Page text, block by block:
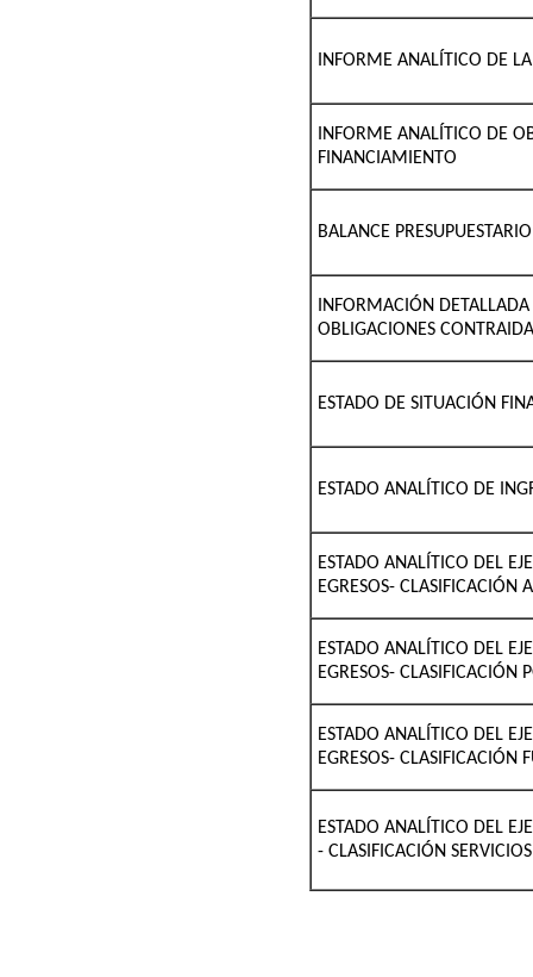
INFORME ANALÍTICO DE
INFORME ANALÍTICO DE
FINANCIAMIENTO
BALANCE PRESUPUESTARIO
INFORMACIÓN
OBLIGACIONES
ESTADO DE SITUACIÓN
ESTADO ANALÍTICO DE
ESTADO ANALÍTICO DEL
EGRESOS- CLASIFICACIÓN
ESTADO ANALÍTICO DEL
EGRESOS- CLASIFICACIÓN
ESTADO ANALÍTICO DEL
EGRESOS- CLASIFICACIÓN
ESTADO ANALÍTICO DEL
- CLASIFICACIÓN